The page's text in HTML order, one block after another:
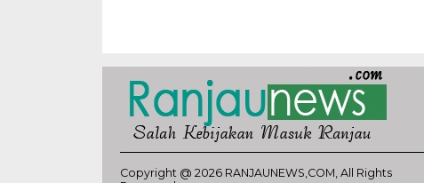
Copyright @ 2026 RANJAUNEWS,COM, All Rights